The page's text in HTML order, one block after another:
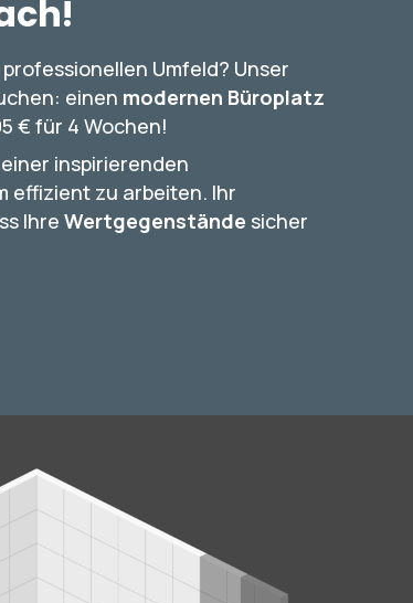
Umfeld? Unser
einen modernen Büroplatz
€ für 4 Wochen!
inspirierenden
effizient zu arbeiten. Ihr
Ihre Wertgegenstände sicher